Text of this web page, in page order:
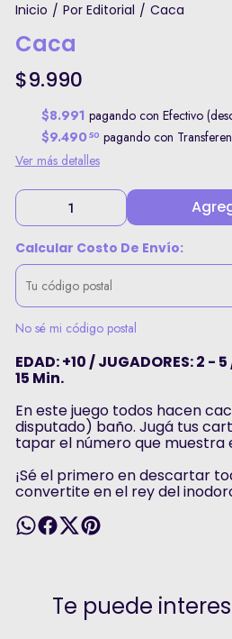
Inicio / Por Editorial / Caca
Caca
$9.990
$8.991 pagando con Efectivo
$9.490 50 pagando con
Ver más detalles
Calcular Costo De Envío:
No sé mi código postal
EDAD: +10 / JUGADORES: 2 -
15 Min.
En este juego todos hacen
disputado) baño. Jugá tus
tapar el número que muestra
¡Sé el primero en descartar
convertite en el rey del
Te puede